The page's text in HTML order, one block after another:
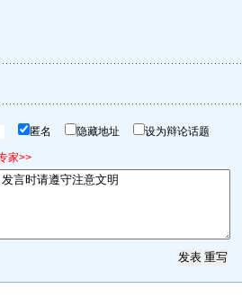
匿名 隐藏地址 设为辩论话题
家>>